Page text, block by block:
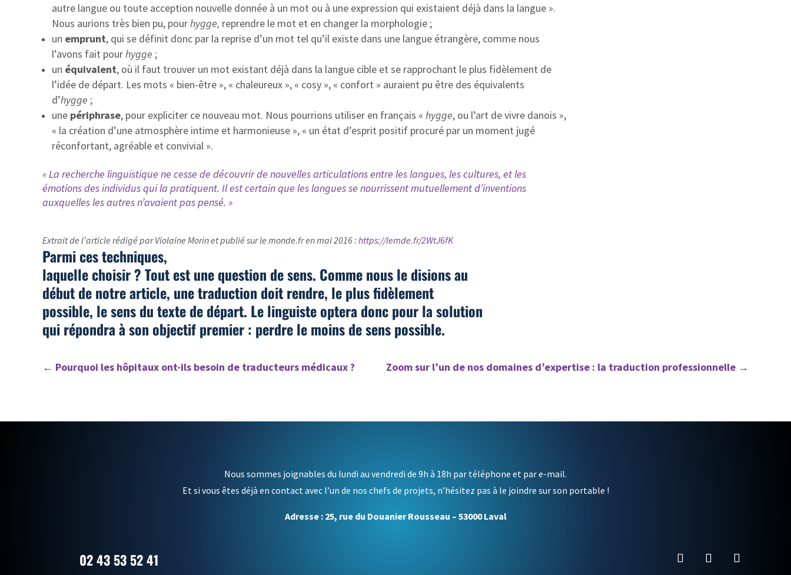
autre langue ou toute acception nouvelle donnée à un mot ou à une expression qui existaient déjà dans la langue ».
Nous aurions très bien pu, pourhygge, reprendre le mot et en changer la morphologie ;
un emprunt, qui se définit donc par la reprise d’un mot tel qu’il existe dans une langue étrangère, comme nous
l’avons fait pourhygge ;
un équivalent, où il faut trouver un mot existant déjà dans la langue cible et se rapprochant le plus fidèlement de
l’idée de départ. Les mots « bien-être », « chaleureux », « cosy », « confort » auraient pu être des équivalents
d’hygge ;
une périphrase, pour expliciter ce nouveau mot. Nous pourrions utiliser en français « hygge, ou l’art de vivre danois »,
« la création d’une atmosphère intime et harmonieuse », « un état d’esprit positif procuré par un moment jugé
réconfortant, agréable et convivial ».
« La recherche linguistique ne cesse de découvrir de nouvelles articulations entre les langues, les cultures, et les
émotions des individus qui la pratiquent. Il est certain que les langues se nourrissent mutuellement d’inventions
auxquelles les autres n’avaient pas pensé. »
Extrait de l’article rédigé par Violaine Morin et publié sur le monde.fr en mai 2016 : https://lemde.fr/2WtJ6fK
Parmi ces techniques,
laquelle choisir ? Tout est une question de sens. Comme nous le disions au
début de notre article, une traduction doit rendre, le plus fidèlement
possible, le sens du texte de départ. Le linguiste optera donc pour la solution
qui répondra à son objectif premier : perdre le moins de sens possible.
← Pourquoi les hôpitaux ont-ils besoin de traducteurs médicaux ? Zoom sur l’un de nos domaines d’expertise : la traduction professionnelle →
Nous sommes joignables du lundi au vendredi de 9h à 18h par téléphone et par e-mail.
Et si vous êtes déjà en contact avec l’un de nos chefs de projets, n’hésitez pas à le joindre sur son portable !
Adresse : 25, rue du Douanier Rousseau – 53000 Laval
02 43 53 52 41